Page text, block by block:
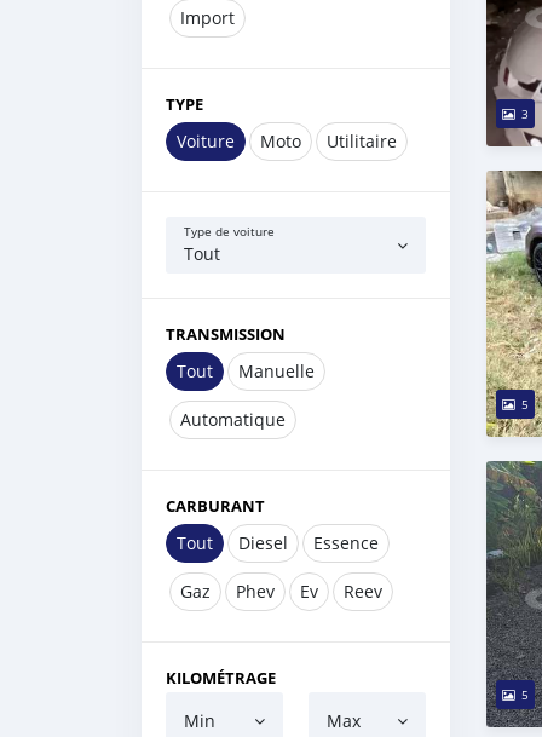
Import
TYPE
Voiture Moto Utilitaire
Type de voiture
Tout
TRANSMISSION
Tout Manuelle
Automatique
CARBURANT
Tout Diesel Essence
Gaz Phev Ev Reev
KILOMÉTRAGE
Min Max
3
5
5